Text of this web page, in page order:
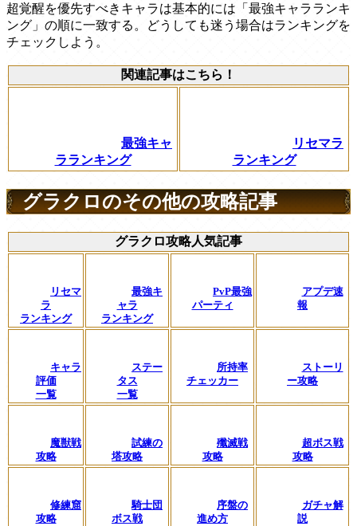
超覚醒を優先すべきキャラは基本的には「最強キャラランキ
ング」の順に一致する。どうしても迷う場合はランキングを
チェックしよう。
関連記事はこちら！
最強キャ
ラランキング
リセマラ
ランキング
グラクロのその他の攻略記事
グラクロ攻略人気記事
リセマ
ラ
ランキング
最強キ
ャラ
ランキング
PvP最強
パーティ
アプデ速
報
キャラ
評価
一覧
ステー
タス
一覧
所持率
チェッカー
ストーリ
ー攻略
魔獣戦
攻略
試練の
塔攻略
殲滅戦
攻略
超ボス戦
攻略
修練窟
攻略
騎士団
ボス戦
序盤の
進め方
ガチャ解
説